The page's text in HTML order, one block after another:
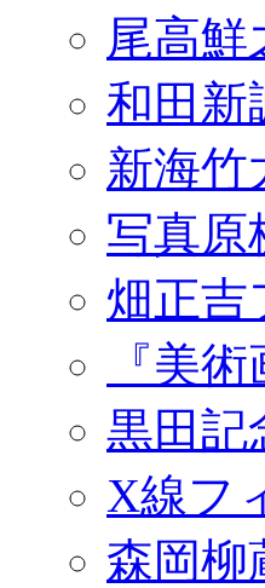
尾高鮮
和田新
新海竹
写真原
畑正吉
『美
黒田記
X線フ
森岡柳